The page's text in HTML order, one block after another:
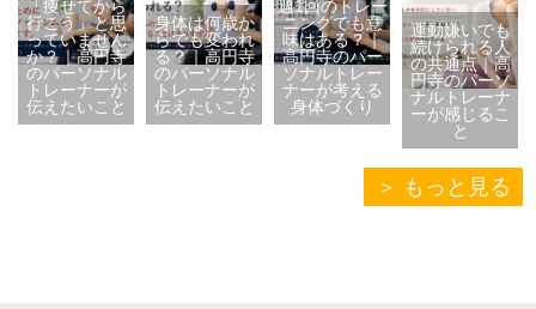
「痩せてから
行こう」と思
っていません
か？｜高円寺
のパーソナル
トレーナーが
伝えたいこと
身体は何歳か
らでも変われ
る？｜高円寺
のパーソナル
トレーナーが
伝えたいこと
週1回のトレー
ニングでも意
味はある？｜
高円寺のパー
ソナルトレー
ナーが考える
身体づくり
運動嫌いでも
続けられる人
の共通点｜高
円寺のパーソ
ナルトレーナ
ーが感じるこ
と
もっと見る